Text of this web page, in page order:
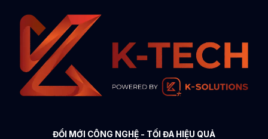
ĐỔI MỚI CÔNG NGHỆ - TỐI ĐA HIỆU QUẢ